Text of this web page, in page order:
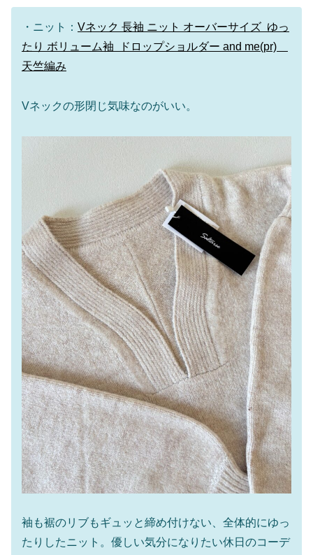
・ニット： Vネック 長袖 ニット オーバーサイズ ゆっ
たり ボリューム袖 ドロップショルダー and me(pr)
天竺編み
Vネックの形閉じ気味なのがいい。
袖も裾のリブもギュッと締め付けない、全体的にゆっ
たりしたニット。優しい気分になりたい休日のコーデ